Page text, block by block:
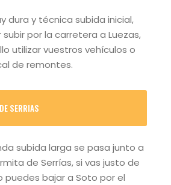
dura y técnica subida inicial,
por la carretera a Luezas,
utilizar vuestros vehículos o
de remontes.
SERRIAS
subida larga se pasa junto a
de Serrías, si vas justo de
puedes bajar a Soto por el